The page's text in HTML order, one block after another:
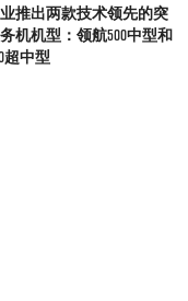
推出两款技术领先的突
机机型：领航500中型和
超中型